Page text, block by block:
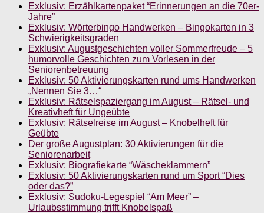
Exklusiv: Erzählkartenpaket “Erinnerungen an die 70er-
Jahre”
Exklusiv: Wörterbingo Handwerken – Bingokarten in 3
Schwierigkeitsgraden
Exklusiv: Augustgeschichten voller Sommerfreude – 5
humorvolle Geschichten zum Vorlesen in der
Seniorenbetreuung
Exklusiv: 50 Aktivierungskarten rund ums Handwerken
„Nennen Sie 3…“
Exklusiv: Rätselspaziergang im August – Rätsel- und
Kreativheft für Ungeübte
Exklusiv: Rätselreise im August – Knobelheft für
Geübte
Der große Augustplan: 30 Aktivierungen für die
Seniorenarbeit
Exklusiv: Biografiekarte “Wäscheklammern”
Exklusiv: 50 Aktivierungskarten rund um Sport “Dies
oder das?”
Exklusiv: Sudoku-Legespiel “Am Meer” –
Urlaubsstimmung trifft Knobelspaß